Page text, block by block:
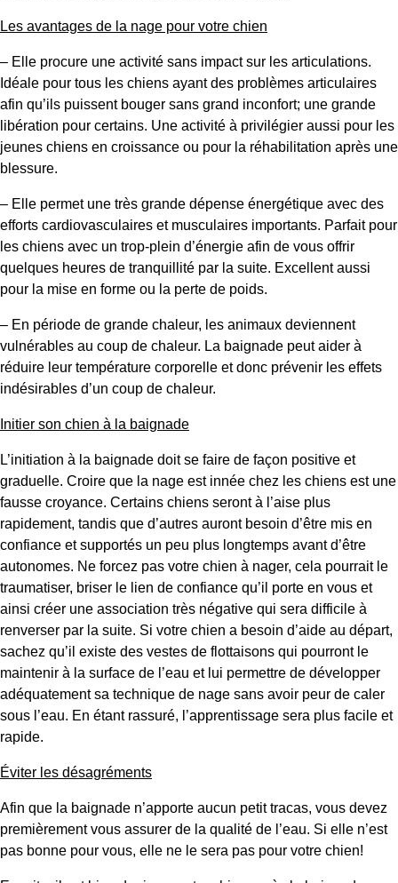
Les avantages de la nage pour votre chien
– Elle procure une activité sans impact sur les articulations.
Idéale pour tous les chiens ayant des problèmes articulaires
afin qu’ils puissent bouger sans grand inconfort; une grande
libération pour certains. Une activité à privilégier aussi pour les
jeunes chiens en croissance ou pour la réhabilitation après une
blessure.
– Elle permet une très grande dépense énergétique avec des
efforts cardiovasculaires et musculaires importants. Parfait pour
les chiens avec un trop-plein d’énergie afin de vous offrir
quelques heures de tranquillité par la suite. Excellent aussi
pour la mise en forme ou la perte de poids.
– En période de grande chaleur, les animaux deviennent
vulnérables au coup de chaleur. La baignade peut aider à
réduire leur température corporelle et donc prévenir les effets
indésirables d’un coup de chaleur.
Initier son chien à la baignade
L’initiation à la baignade doit se faire de façon positive et
graduelle. Croire que la nage est innée chez les chiens est une
fausse croyance. Certains chiens seront à l’aise plus
rapidement, tandis que d’autres auront besoin d’être mis en
confiance et supportés un peu plus longtemps avant d’être
autonomes. Ne forcez pas votre chien à nager, cela pourrait le
traumatiser, briser le lien de confiance qu’il porte en vous et
ainsi créer une association très négative qui sera difficile à
renverser par la suite. Si votre chien a besoin d’aide au départ,
sachez qu’il existe des vestes de flottaisons qui pourront le
maintenir à la surface de l’eau et lui permettre de développer
adéquatement sa technique de nage sans avoir peur de caler
sous l’eau. En étant rassuré, l’apprentissage sera plus facile et
rapide.
Éviter les désagréments
Afin que la baignade n’apporte aucun petit tracas, vous devez
premièrement vous assurer de la qualité de l’eau. Si elle n’est
pas bonne pour vous, elle ne le sera pas pour votre chien!